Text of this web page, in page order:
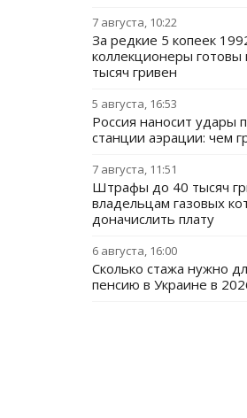
7 августа, 10:22
За редкие 5 копеек
коллекционеры готовы
тысяч гривен
5 августа, 16:53
Россия наносит удары
станции аэрации: чем
7 августа, 11:51
Штрафы до 40 тысяч
владельцам газовых
доначислить плату
6 августа, 16:00
Сколько стажа нужно
пенсию в Украине в